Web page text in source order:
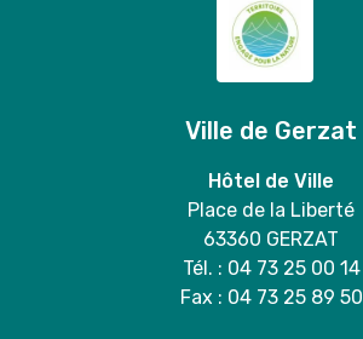
Ville de Gerzat
Hôtel de Ville
Place de la Liberté
63360 GERZAT
Tél. : 04 73 25 00 14
Fax : 04 73 25 89 50